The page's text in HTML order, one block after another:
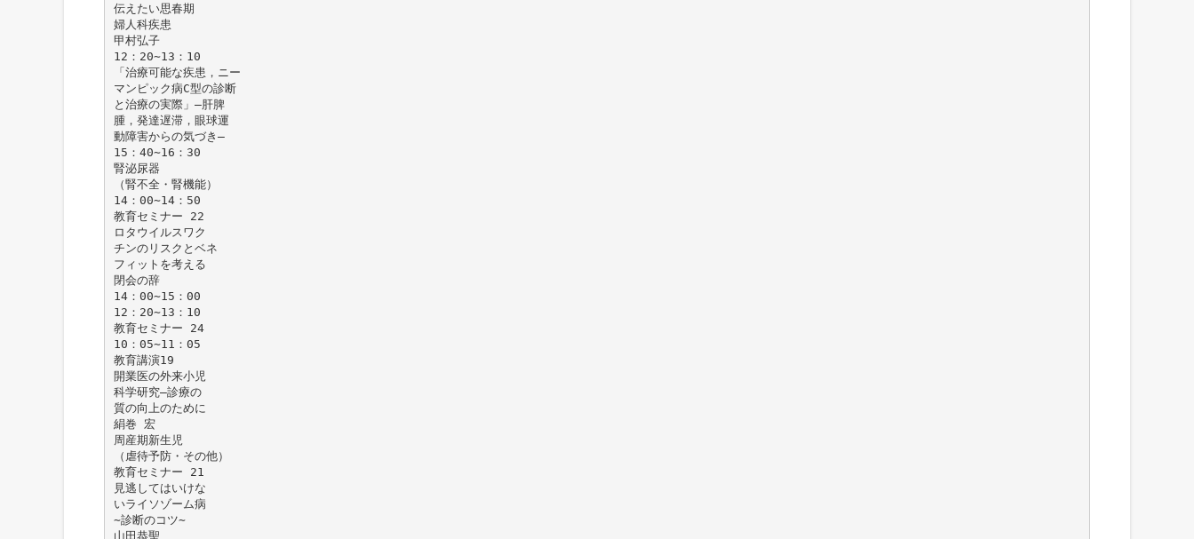
伝えたい思春期
婦人科疾患
甲村弘子
12：20∼13：10
「治療可能な疾患，ニー
マンピック病C型の診断
と治療の実際」―肝脾
腫，発達遅滞，眼球運
動障害からの気づき―
15：40∼16：30
腎泌尿器
（腎不全・腎機能）
14：00∼14：50
教育セミナー 22
ロタウイルスワク
チンのリスクとベネ
フィットを考える
閉会の辞
14：00∼15：00
12：20∼13：10
教育セミナー 24
10：05∼11：05
教育講演19
開業医の外来小児
科学研究―診療の
質の向上のために
絹巻 宏
周産期新生児
（虐待予防・その他）
教育セミナー 21
見逃してはいけな
いライソゾーム病
∼診断のコツ∼
山田恭聖